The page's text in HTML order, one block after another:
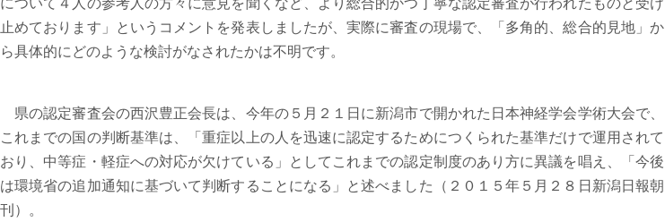
止めております」というコメントを発表しましたが、実際に審査の現場で、「多角的、総合的見地」か
ら具体的にどのような検討がなされたかは不明です。
県の認定審査会の西沢豊正会長は、今年の５月２１日に新潟市で開かれた日本神経学会学術大会で、
これまでの国の判断基準は、「重症以上の人を迅速に認定するためにつくられた基準だけで運用されて
おり、中等症・軽症への対応が欠けている」としてこれまでの認定制度のあり方に異議を唱え、「今後
は環境省の追加通知に基づいて判断することになる」と述べました（２０１５年５月２８日新潟日報朝
刊）。